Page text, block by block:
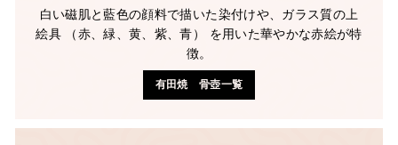
白い磁肌と藍色の顔料で描いた染付けや、ガラス質の上
絵具 （赤、緑、黄、紫、青） を用いた華やかな赤絵が特
徴。
有田焼 骨壺一覧